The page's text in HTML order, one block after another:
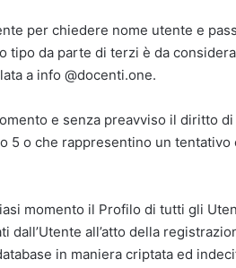
per chiedere nome utente e
tipo da parte di terzi è da
a info @docenti.one.
e senza preavviso il diritto
5 o che rappresentino un
momento il Profilo di tutti gli
dall’Utente all’atto della
in maniera criptata ed